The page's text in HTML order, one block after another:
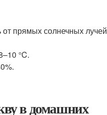
прямых солнечных
°C.
в домашних